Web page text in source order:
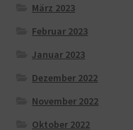
März 2023
Februar 2023
Januar 2023
Dezember 2022
November 2022
Oktober 2022